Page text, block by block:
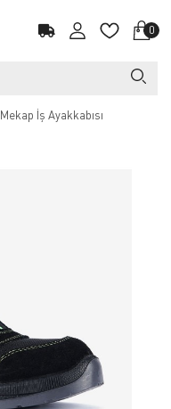
0
Mekap İş Ayakkabısı